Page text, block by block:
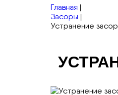
Главная |
Засоры |
Устранение